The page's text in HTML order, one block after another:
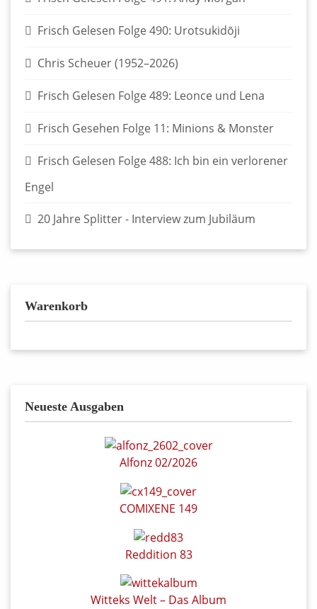
Frisch Gelesen Folge 490: Urotsukidōji
Chris Scheuer (1952–2026)
Frisch Gelesen Folge 489: Leonce und Lena
Frisch Gesehen Folge 11: Minions & Monster
Frisch Gelesen Folge 488: Ich bin ein verlorener
Engel
20 Jahre Splitter - Interview zum Jubiläum
Warenkorb
Neueste Ausgaben
Alfonz 02/2026
COMIXENE 149
Reddition 83
Witteks Welt – Das Album